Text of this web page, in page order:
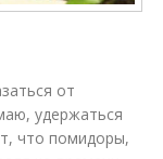
от
удержаться
что помидоры,